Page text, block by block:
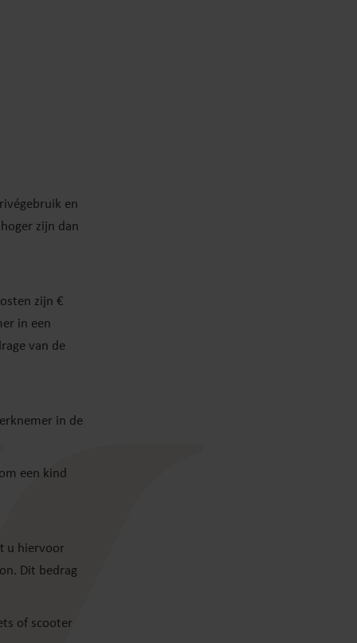
en
zijn dan
zijn €
in een
van de
in de
een kind
u hiervoor
Dit bedrag
of scooter